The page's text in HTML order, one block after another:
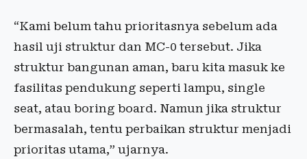
“Kami belum tahu prioritasnya sebelum ada
hasil uji struktur dan MC-0 tersebut. Jika
struktur bangunan aman, baru kita masuk ke
fasilitas pendukung seperti lampu, single
seat, atau boring board. Namun jika struktur
bermasalah, tentu perbaikan struktur menjadi
prioritas utama,” ujarnya.